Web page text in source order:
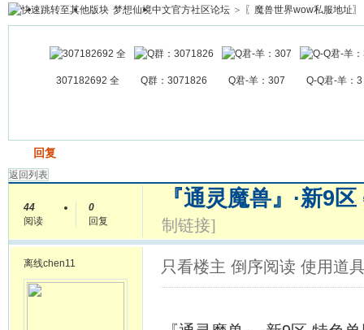
银行 群组聚合 我的空间
帖子
梦想仙境中文官方社区论坛 > 〖魔兽世界wow私服地址〗
307182692 全 Q群：3071826 Q君-羊：307 Q-Q君-羊：3
回复
返回列表
44
阅读
0
回复
『通灵魔兽』·新9
制链接]
离线chen11 只看楼主 倒序阅读 使用道